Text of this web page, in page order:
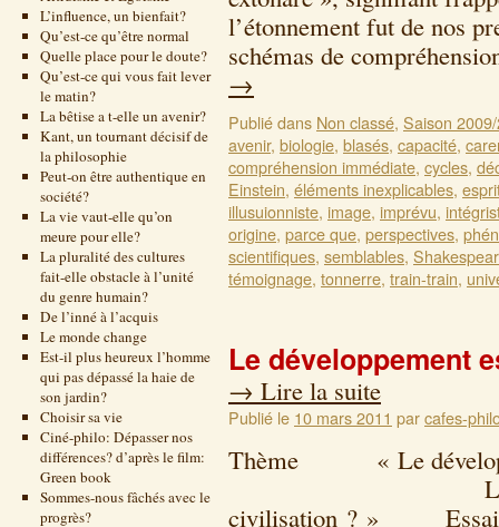
L’influence, un bienfait?
Qu’est-ce qu’être normal
Quelle place pour le doute?
Qu’est-ce qui vous fait lever
le matin?
La bêtise a t-elle un avenir?
Kant, un tournant décisif de
la philosophie
Peut-on être authentique en
société?
La vie vaut-elle qu’on
meure pour elle?
La pluralité des cultures
fait-elle obstacle à l’unité
du genre humain?
De l’inné à l’acquis
Le monde change
Est-il plus heureux l’homme
qui pas dépassé la haie de
son jardin?
Choisir sa vie
Ciné-philo: Dépasser nos
différences? d’après le film:
Green book
Sommes-nous fâchés avec le
progrès?
l’étonnement fut de nos
schémas de
→
Publié dans Non classé, Saison
avenir, biologie, blasés, capacité,
compréhension immédiate, cycles,
Einstein, éléments inexplicables,
illusuionniste, image, imprévu,
origine, parce que, perspectives,
scientifiques, semblables,
témoignage, tonnerre, train-train,
Le développement
→ Lire la suite
Publié le 10 mars 2011 parcafes-
Thème « Le
Le progrès
civilisation ? » Essai